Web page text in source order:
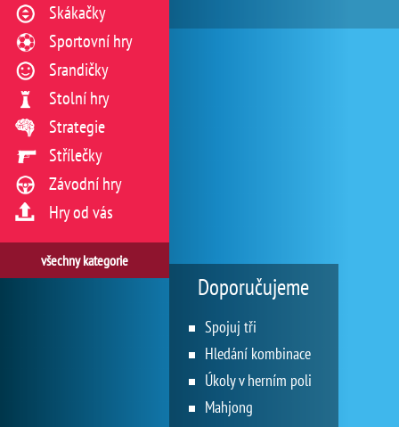
Skákačky
Sportovní hry
Srandičky
Stolní hry
Strategie
Střílečky
Závodní hry
Hry od vás
všechny kategorie
Doporučujeme
Spojuj tři
Hledání kombinace
Úkoly v herním poli
Mahjong